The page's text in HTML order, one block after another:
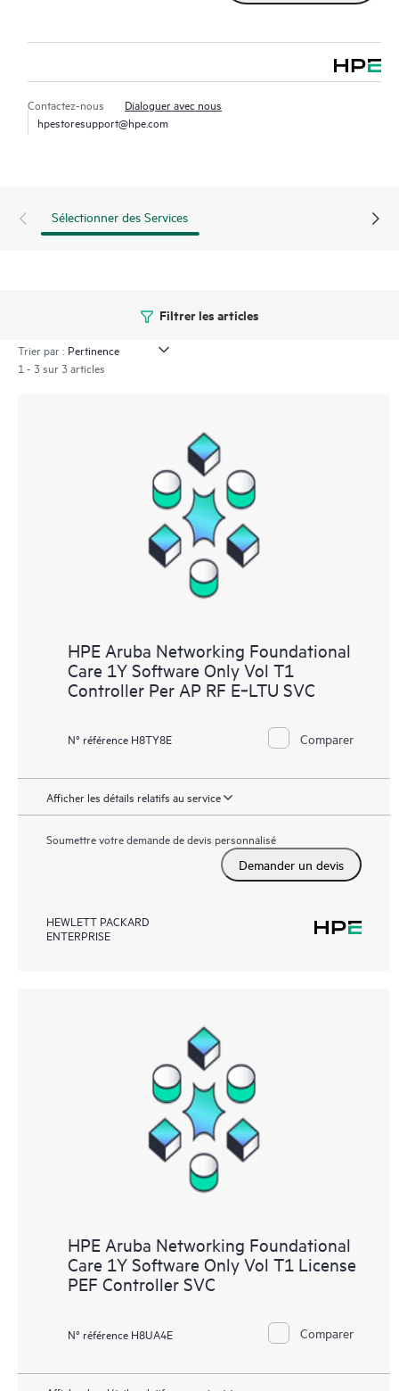
Contactez-nous
Dialoguer avec nous
hpestoresupport@hpe.com
Sélectionner des Services
Filtrer les articles
Trier par :
1 - 3 sur 3 articles
HPE Aruba Networking Foundational
Care 1Y Software Only Vol T1
Controller Per AP RF E‑LTU SVC
N° référence H8TY8E Comparer
Afficher les détails relatifs au service
Soumettre votre demande de devis personnalisé
Demander un devis
HEWLETT PACKARD
ENTERPRISE
HPE Aruba Networking Foundational
Care 1Y Software Only Vol T1 License
PEF Controller SVC
N° référence H8UA4E Comparer